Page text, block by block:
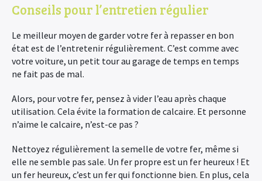
Conseils pour l’entretien régulier
Le meilleur moyen de garder votre fer à repasser en bon
état est de l’entretenir régulièrement. C’est comme avec
votre voiture, un petit tour au garage de temps en temps
ne fait pas de mal.
Alors, pour votre fer, pensez à vider l’eau après chaque
utilisation. Cela évite la formation de calcaire. Et personne
n’aime le calcaire, n’est-ce pas ?
Nettoyez régulièrement la semelle de votre fer, même si
elle ne semble pas sale. Un fer propre est un fer heureux ! Et
un fer heureux, c’est un fer qui fonctionne bien. En plus, cela